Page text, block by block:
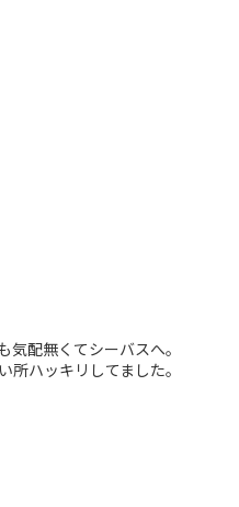
配無くてシーバスへ。
ハッキリしてました。